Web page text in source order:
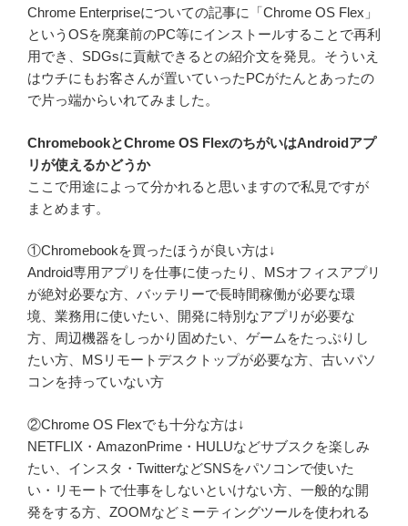
Chrome Enterpriseについての記事に「Chrome OS Flex」
というOSを廃棄前のPC等にインストールすることで再利
用でき、SDGsに貢献できるとの紹介文を発見。そういえ
はウチにもお客さんが置いていったPCがたんとあったの
で片っ端からいれてみました。
ChromebookとChrome OS FlexのちがいはAndroidアプ
リが使えるかどうか
ここで用途によって分かれると思いますので私見ですが
まとめます。
①Chromebookを買ったほうが良い方は↓
Android専用アプリを仕事に使ったり、MSオフィスアプリ
が絶対必要な方、バッテリーで長時間稼働が必要な環
境、業務用に使いたい、開発に特別なアプリが必要な
方、周辺機器をしっかり固めたい、ゲームをたっぷりし
たい方、MSリモートデスクトップが必要な方、古いパソ
コンを持っていない方
②Chrome OS Flexでも十分な方は↓
NETFLIX・AmazonPrime・HULUなどサブスクを楽しみ
たい、インスタ・TwitterなどSNSをパソコンで使いた
い・リモートで仕事をしないといけない方、一般的な開
発をする方、ZOOMなどミーティングツールを使われる